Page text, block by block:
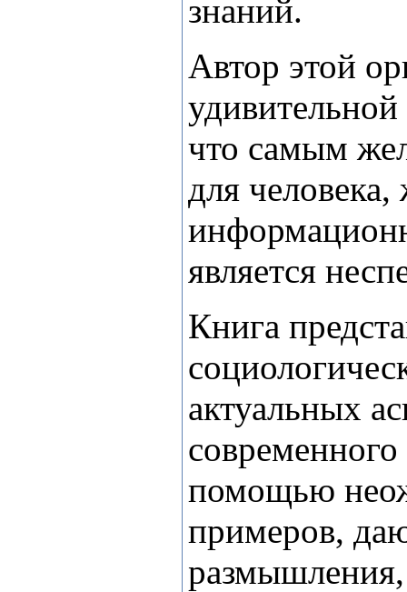
знаний.
Автор этой
что самым
для
является
Книга
актуальных
помощью
примеров,
размышления,